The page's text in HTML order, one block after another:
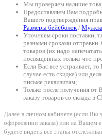
Мы проверяем наличие
Предоставляем Вам
Вашего подтверждения
Размеры бейсболок/
Уточняем сроки поставки,
разными сроками
товаров (их надо
посвящённых только что
Если Вас все устраивает,
случае есть скидка) или
письме реквизитам;
Только после получения
заказу товаров со склада в
Далее в личном кабинете (если Вы
оформлении заказа) или на Вашем
будете видеть все этапы